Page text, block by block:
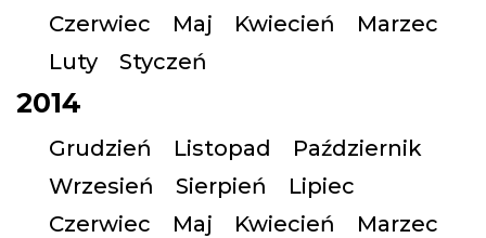
Czerwiec
Maj Kwiecień
Marzec
Luty
Styczeń
2014
Grudzień Listopad
Październik
Wrzesień
Sierpień
Lipiec
Czerwiec
Maj Kwiecień
Marzec